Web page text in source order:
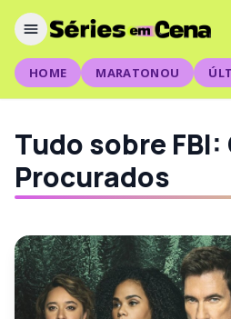
HOME MARATONOU
Tudo sobre FBI:
Procurados